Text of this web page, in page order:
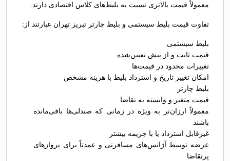
معمولاً قیمت بالاتری نسبت به بلیط‌های کلاس اقتصادی دارند.
تفاوت قیمت بلیط سیستمی و بلیط چارتر تبریز تهران عبارتند از:
بلیط سیستمی
قیمت ثابت و از پیش تعیین‌شده
تغییرات محدود در قیمت‌ها
امکان تغییر تاریخ و استرداد بلیط با هزینه مشخص
بلیط چارتر
قیمت متغیر و وابسته به تقاضا
معمولاً ارزان‌تر به ویژه در زمانی که صندلی‌ها باقی‌مانده
باشند
غیرقابل استرداد یا با جریمه بیشتر
عرضه توسط آژانس‌های مسافرتی و عمدتاً برای پروازهای
پرتقاضا